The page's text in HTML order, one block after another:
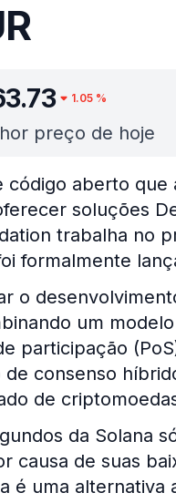
1.05%
preço de hoje
aberto que
soluções
trabalha no
formalmente
o
um
participação
consenso
de
da Solana
causa de suas
é uma